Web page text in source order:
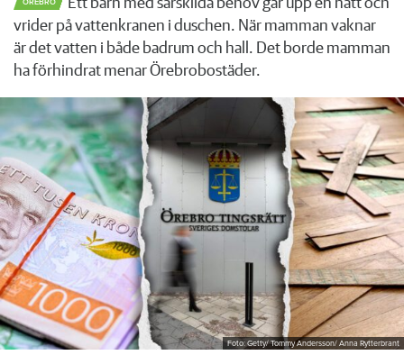
ÖREBRO
Ett barn med särskilda behov går upp en natt och
vrider på vattenkranen i duschen. När mamman vaknar
är det vatten i både badrum och hall. Det borde mamman
ha förhindrat menar Örebrobostäder.
Foto: Getty/ Tommy Andersson/ Anna Rytterbrant